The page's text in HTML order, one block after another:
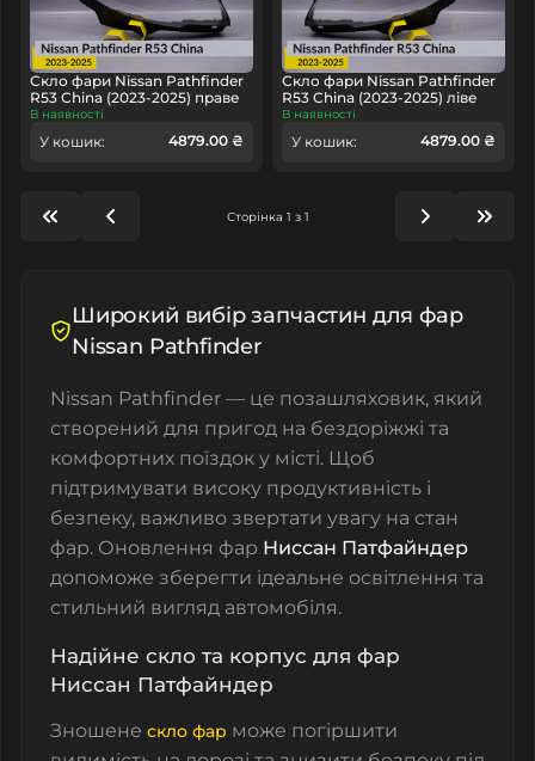
Скло фари Nissan Pathfinder
R53 China (2023-2025) праве
В наявності
У кошик: 4879.00 ₴
Скло фари Nissan Pathfinder
R53 China (2023-2025) ліве
В наявності
У кошик: 4879.00 ₴
Сторінка 1 з 1
Широкий вибір запчастин для фар
Nissan Pathfinder
Nissan Pathfinder — це позашляховик, який
створений для пригод на бездоріжжі та
комфортних поїздок у місті. Щоб
підтримувати високу продуктивність і
безпеку, важливо звертати увагу на стан
фар. Оновлення фар Ниссан Патфайндер
допоможе зберегти ідеальне освітлення та
стильний вигляд автомобіля.
Надійне скло та корпус для фар
Ниссан Патфайндер
Зношене скло фар може погіршити